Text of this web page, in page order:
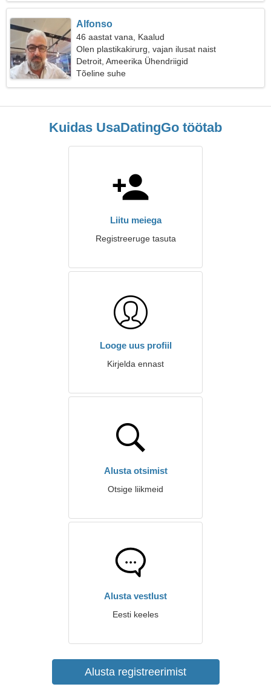
Alfonso
46 aastat vana, Kaalud
Olen plastikakirurg, vajan ilusat naist
Detroit, Ameerika Ühendriigid
Tõeline suhe
Kuidas UsaDatingGo töötab
Liitu meiega
Registreeruge tasuta
Looge uus profiil
Kirjelda ennast
Alusta otsimist
Otsige liikmeid
Alusta vestlust
Eesti keeles
Alusta registreerimist